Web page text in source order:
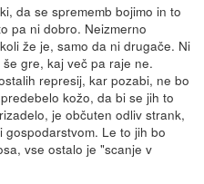
da se sprememb bojimo in to
pa ni dobro. Neizmerno
že je, samo da ni drugače. Ni
gre, kaj več pa raje ne.
represij, kar pozabi, ne bo
kožo, da bi se jih to
je občuten odliv strank,
Le to jih bo
vse ostalo je "scanje v